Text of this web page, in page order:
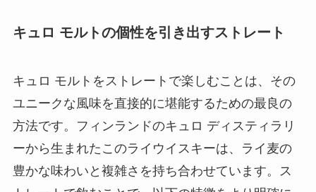
キュロ モルトの個性を引き出すストレート
キュロ モルトをストレートで楽しむことは、その
ユニークな風味を直接的に堪能するための最良の
方法です。フィンランドのキュロ ディスティラリ
ーから生まれたこのライウイスキーは、ライ麦の
豊かな味わいと複雑さを持ち合わせています。ス